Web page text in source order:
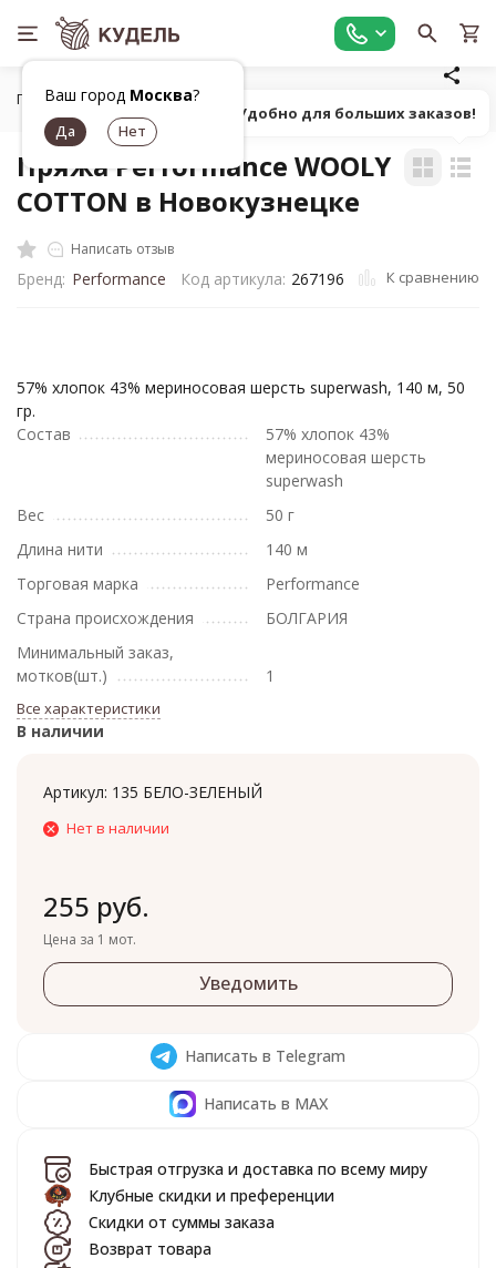
Ваш город Москва?
Главная Все для вязания
Пряжа Performance WOOLY
COTTON в Новокузнецке
Написать отзыв
Бренд: Performance Код артикула: 267196 К сравнению
57% хлопок 43% мериносовая шерсть superwash, 140 м, 50
гр.
Состав
57% хлопок 43%
мериносовая шерсть
superwash
Вес
50 г
Длина нити
140 м
Торговая марка
Performance
Страна происхождения
БОЛГАРИЯ
Минимальный заказ,
мотков(шт.)
1
Все характеристики
В наличии
Артикул: 135 БЕЛО-ЗЕЛЕНЫЙ
Нет в наличии
255 руб.
Цена за 1 мот.
Уведомить
Написать в Telegram
Написать в MAX
Быстрая отгрузка и доставка по всему миру
Клубные скидки и преференции
Скидки от суммы заказа
Возврат товара
Попробуй! Удобно для больших заказов!